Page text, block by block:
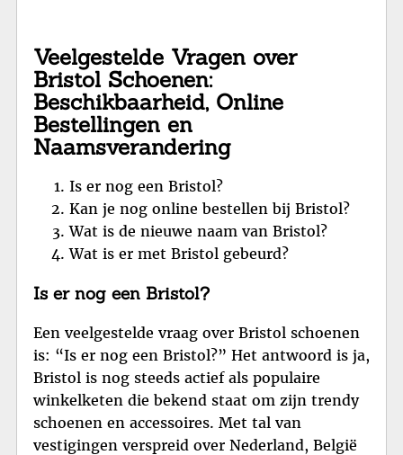
Veelgestelde Vragen over
Bristol Schoenen:
Beschikbaarheid, Online
Bestellingen en
Naamsverandering
Is er nog een Bristol?
Kan je nog online bestellen bij Bristol?
Wat is de nieuwe naam van Bristol?
Wat is er met Bristol gebeurd?
Is er nog een Bristol?
Een veelgestelde vraag over Bristol schoenen
is: “Is er nog een Bristol?” Het antwoord is ja,
Bristol is nog steeds actief als populaire
winkelketen die bekend staat om zijn trendy
schoenen en accessoires. Met tal van
vestigingen verspreid over Nederland, België